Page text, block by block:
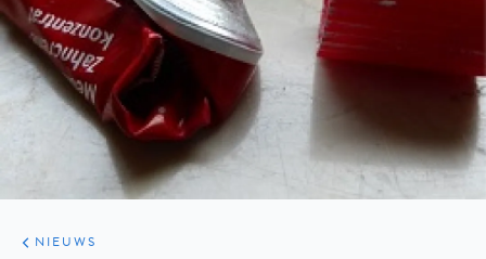
ARTIKELEN
HET
KORT
NIEUWS